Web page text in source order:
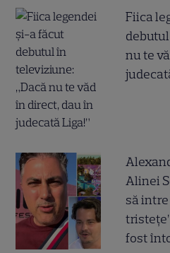
Fiica
nu te
Alinei
să
fost